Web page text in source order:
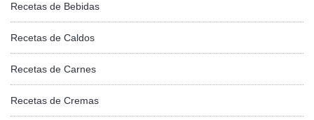
Recetas de Bebidas
Recetas de Caldos
Recetas de Carnes
Recetas de Cremas